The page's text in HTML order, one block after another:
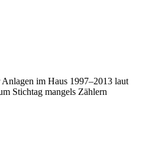
im Haus 1997–2013 laut
Stichtag mangels Zählern